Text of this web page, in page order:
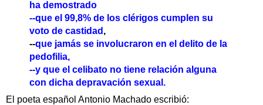
ha demostrado
--que el 99,8% de los clérigos cumplen su
voto de castidad ,
--que jamás se involucraron en el delito de la
pedofilia,
--y que el celibato no tiene relación alguna
con dicha depravación sexual.
El poeta español Antonio Machado escribió: